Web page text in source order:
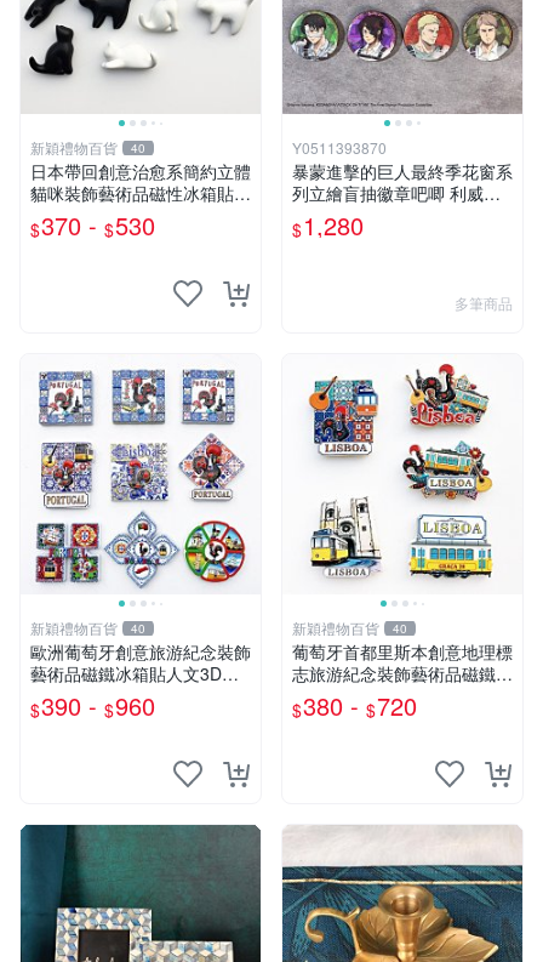
新穎禮物百貨 40
日本帶回創意治愈系簡約立體
貓咪裝飾藝術品磁性冰箱貼收
藏伴手禮
$370 - $530
Y0511393870
暴蒙進擊的巨人最終季花窗系
列立繪盲抽徽章吧唧 利威爾
官谷
$1,280
多筆商品
新穎禮物百貨 40
歐洲葡萄牙創意旅游紀念裝飾
藝術品磁鐵冰箱貼人文3D打
印留言貼
$390 - $960
新穎禮物百貨 40
葡萄牙首都里斯本創意地理標
志旅游紀念裝飾藝術品磁鐵冰
箱貼禮物
$380 - $720